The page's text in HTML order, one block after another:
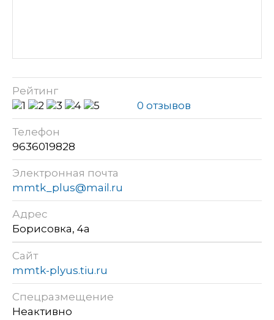
Рейтинг
0 отзывов
Телефон
9636019828
Электронная почта
mmtk_plus@mail.ru
Адрес
Борисовка, 4а
Сайт
mmtk-plyus.tiu.ru
Спецразмещение
Неактивно